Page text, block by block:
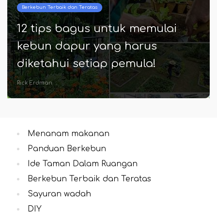
Berkebun Terbaik dan Teratas
12 tips bagus untuk memulai
kebun dapur yang harus
diketahui setiap pemula!
Rick Erdman
Menanam makanan
Panduan Berkebun
Ide Taman Dalam Ruangan
Berkebun Terbaik dan Teratas
Sayuran wadah
DIY